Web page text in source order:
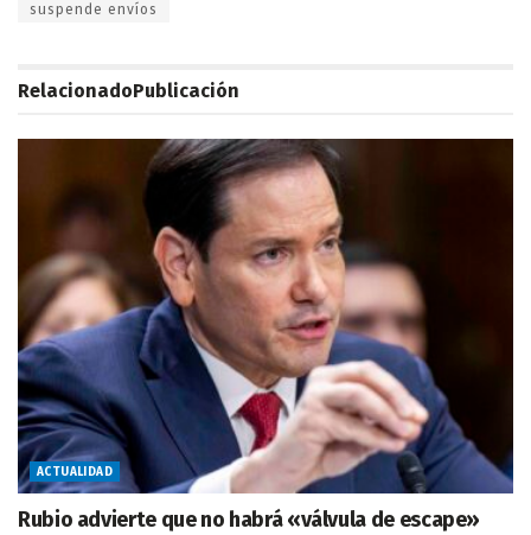
suspende envíos
RelacionadoPublicación
ACTUALIDAD
Rubio advierte que no habrá «válvula de escape»